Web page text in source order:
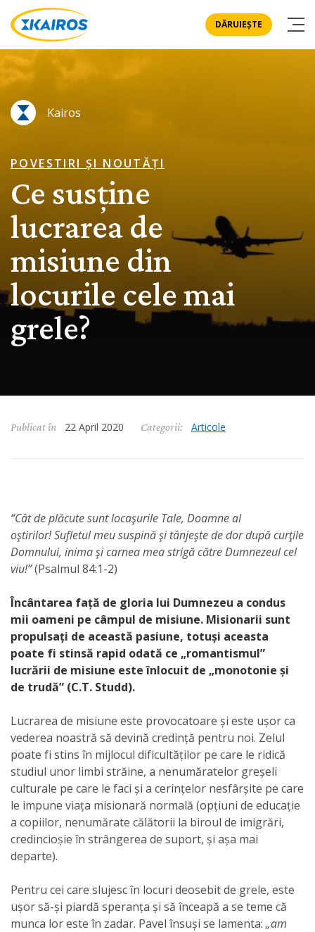
DĂRUIEȘTE
Kairos
POVESTIRI ȘI NOUTĂȚI
Ce susține
lucrarea de
misiune din
locurile cele mai
grele?
Publicat în 22 April 2020 Categorii: Articole
“Cât de plăcute sunt locaşurile Tale, Doamne al
oştirilor! Sufletul meu suspină şi tânjeşte de dor după curţile
Domnului, inima şi carnea mea strigă către Dumnezeul cel
viu!”(Psalmul 84:1-2)
Încântarea față de gloria lui Dumnezeu a condus
mii oameni pe câmpul de misiune. Misionarii sunt
propulsați de această pasiune, totuși aceasta
poate fi stinsă rapid odată ce „romantismul”
lucrării de misiune este înlocuit de „monotonie și
de trudă” (C.T. Studd).
Lucrarea de misiune este provocatoare și este ușor ca
vederea noastră să devină credință pentru noi. Zelul
poate fi stins în mijlocul dificultăților pe care le ridică
studiul unor limbi străine, a nenumăratelor greșeli
culturale pe care le faci și a cerințelor nesfârșite pe care
le impune viața misionară normală (opțiuni de educație
a copiilor, nenumărate călătorii la biroul de imigrări,
credincioșie în strângerea de suport, și așa mai
departe).
Pentru cei care slujesc în locuri deosebit de grele, este
ușor să-și piardă speranța și să înceapă a se teme că
munca lor este în zadar. Pavel însuși se lamenta: „am